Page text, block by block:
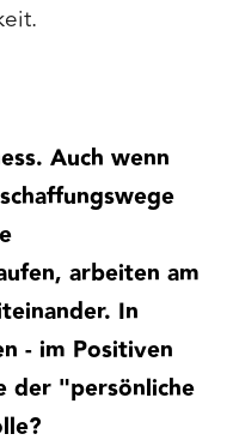
Auch wenn
arbeiten am
In
- im Positiven
der "persönliche